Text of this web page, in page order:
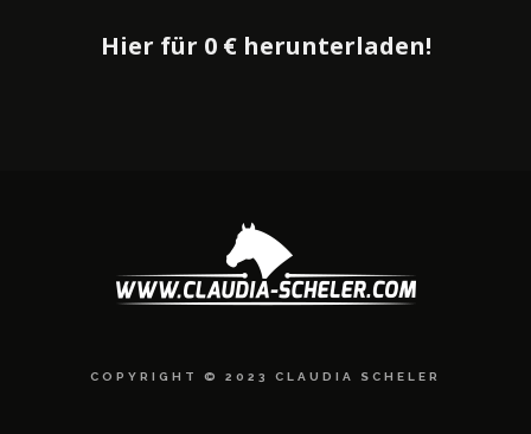
Hier für 0 € herunterladen!
COPYRIGHT © 2023 CLAUDIA SCHELER